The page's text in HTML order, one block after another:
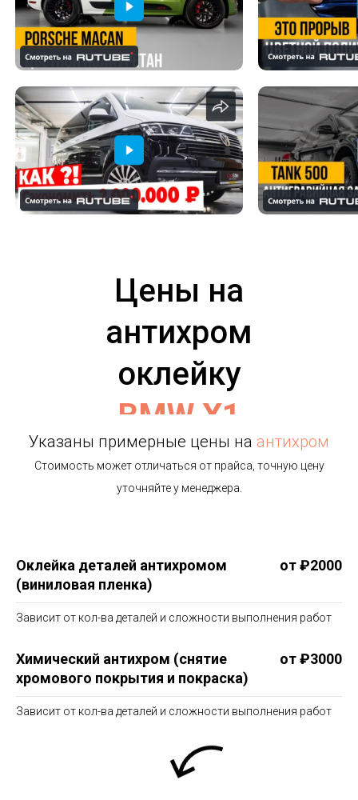
Цены на
антихром
оклейку
BMW X1
Указаны примерные цены на антихром
Стоимость может отличаться от прайса, точную цену
уточняйте у менеджера.
Оклейка деталей антихромом
(виниловая пленка)
от ₽2000
Зависит от кол-ва деталей и сложности выполнения работ
Химический антихром (снятие
хромового покрытия и покраска)
от ₽3000
Зависит от кол-ва деталей и сложности выполнения работ